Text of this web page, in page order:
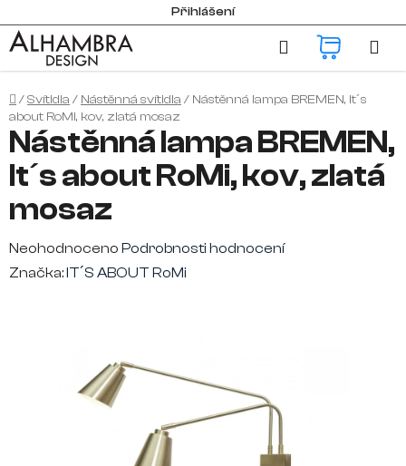
na
obsah
Přihlášení
Hledat
Domů
/Svítidla / Nástěnná svítidla / Nástěnná lampa BREMEN, It´s
about RoMi, kov, zlatá mosaz
Nástěnná lampa BREMEN,
It´s about RoMi, kov, zlatá
mosaz
Průměrné
hodnocení
Neohodnoceno Podrobnosti hodnocení
Značka:IT´S ABOUT RoMi